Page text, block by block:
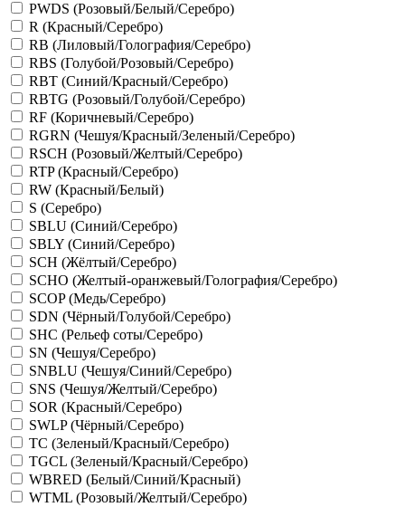
PWDS (Розовый/Белый/Серебро)
R (Красный/Серебро)
RB (Лиловый/Голография/Серебро)
RBS (Голубой/Розовый/Серебро)
RBT (Синий/Красный/Серебро)
RBTG (Розовый/Голубой/Серебро)
RF (Коричневый/Серебро)
RGRN (Чешуя/Красный/Зеленый/Серебро)
RSCH (Розовый/Желтый/Серебро)
RTP (Красный/Серебро)
RW (Красный/Белый)
S (Серебро)
SBLU (Синий/Серебро)
SBLY (Синий/Серебро)
SCH (Жёлтый/Серебро)
SCHO (Желтый-оранжевый/Голография/Серебро)
SCOP (Медь/Серебро)
SDN (Чёрный/Голубой/Серебро)
SHC (Рельеф соты/Серебро)
SN (Чешуя/Серебро)
SNBLU (Чешуя/Синий/Серебро)
SNS (Чешуя/Желтый/Серебро)
SOR (Красный/Серебро)
SWLP (Чёрный/Серебро)
TC (Зеленый/Красный/Серебро)
TGCL (Зеленый/Красный/Серебро)
WBRED (Белый/Синий/Красный)
WTML (Розовый/Желтый/Серебро)